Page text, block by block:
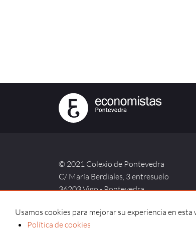
Usamos cookies para mejorar su experiencia en
Política de cookies
© 2021 Colexio de Pontevedra
C/ María Berdiales, 3 entresuelo
36203 Vigo - Pontevedra